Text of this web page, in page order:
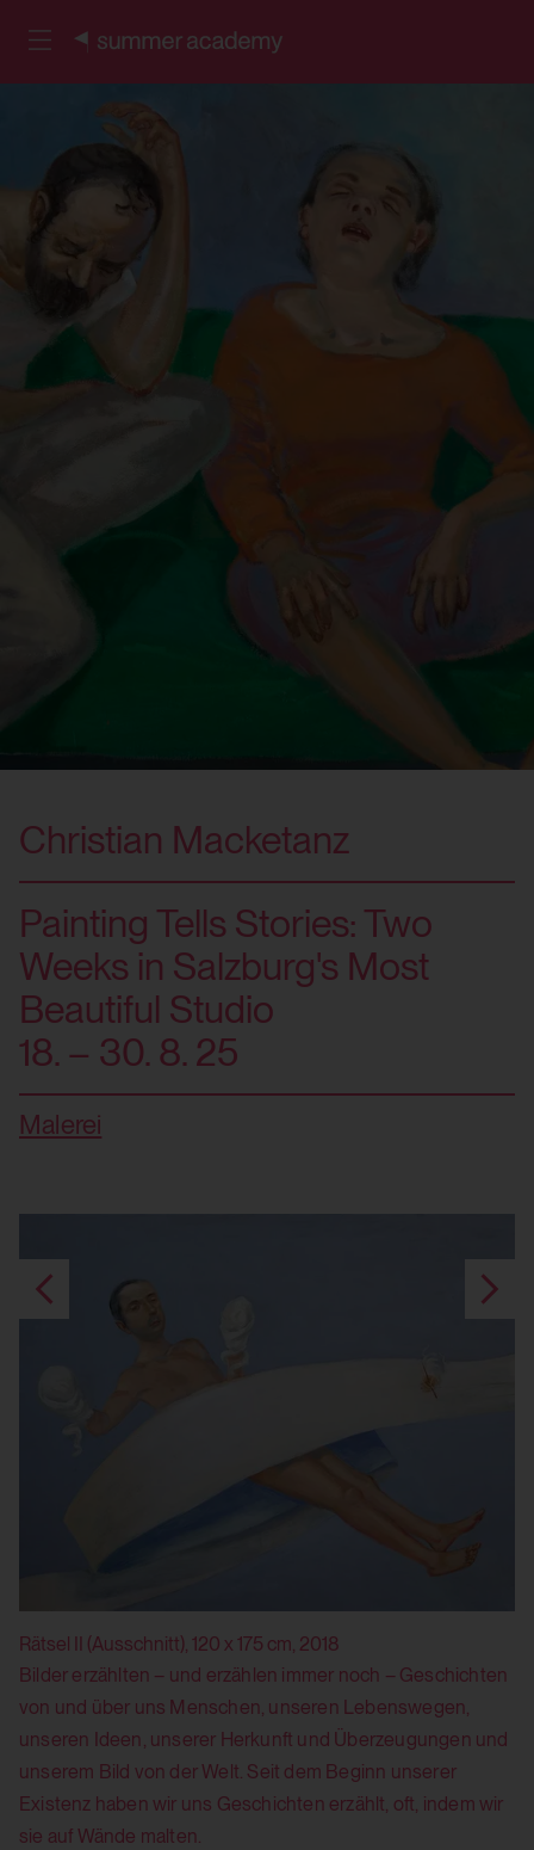
Christian Macketanz
Painting Tells Stories: Two
Weeks in Salzburg's Most
Beautiful Studio
18. – 30. 8. 25
Malerei
Rätsel II (Ausschnitt), 120 x 175 cm, 2018
Bilder erzählten – und erzählen immer noch – Geschichten
von und über uns Menschen, unseren Lebenswegen,
unseren Ideen, unserer Herkunft und Überzeugungen und
unserem Bild von der Welt. Seit dem Beginn unserer
Existenz haben wir uns Geschichten erzählt, oft, indem wir
sie auf Wände malten.